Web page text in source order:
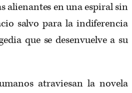
alienantes en una espiral sin
salvo para la indiferencia
que se desenvuelve a su
atraviesan la novela